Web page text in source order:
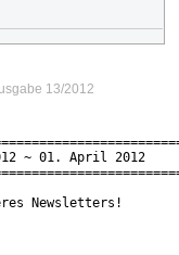
13/2012
~ 01. April 2012
Newsletters!